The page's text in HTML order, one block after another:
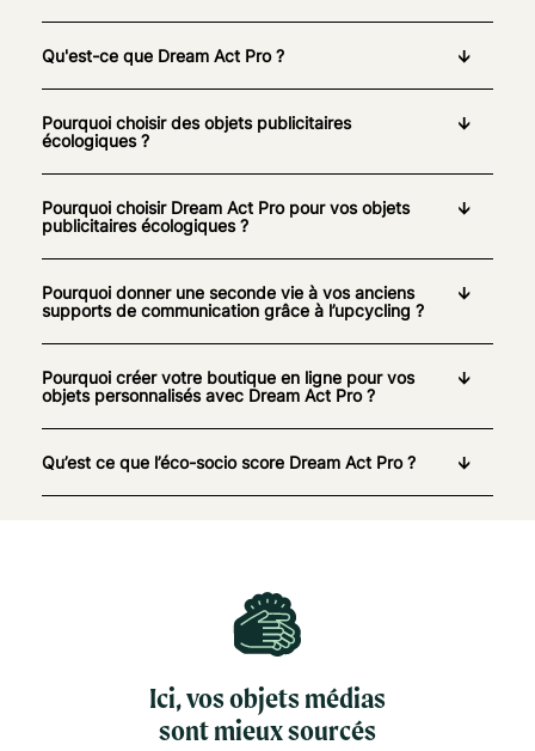
Qu'est-ce que Dream Act Pro ?
Pourquoi choisir des objets publicitaires
écologiques ?
Pourquoi choisir Dream Act Pro pour vos objets
publicitaires écologiques ?
Pourquoi donner une seconde vie à vos anciens
supports de communication grâce à l’upcycling ?
Pourquoi créer votre boutique en ligne pour vos
objets personnalisés avec Dream Act Pro ?
Qu’est ce que l’éco-socio score Dream Act Pro ?
Ici, vos objets médias
sont mieux sourcés